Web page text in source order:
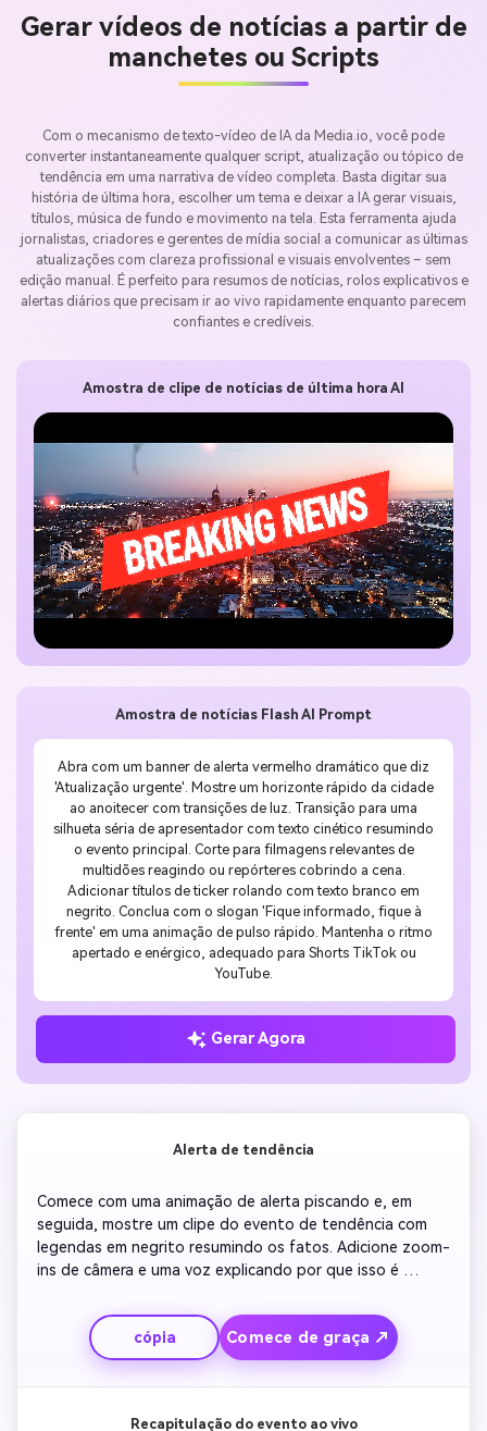
Gerar vídeos de notícias a partir de
manchetes ou Scripts
Com o mecanismo de texto-vídeo de IA da Media.io, você pode
converter instantaneamente qualquer script, atualização ou tópico de
tendência em uma narrativa de vídeo completa. Basta digitar sua
história de última hora, escolher um tema e deixar a IA gerar visuais,
títulos, música de fundo e movimento na tela. Esta ferramenta ajuda
jornalistas, criadores e gerentes de mídia social a comunicar as últimas
atualizações com clareza profissional e visuais envolventes – sem
edição manual. É perfeito para resumos de notícias, rolos explicativos e
alertas diários que precisam ir ao vivo rapidamente enquanto parecem
confiantes e credíveis.
Amostra de notícias Flash AI Prompt
Abra com um banner de alerta vermelho dramático que diz
'Atualização urgente'. Mostre um horizonte rápido da cidade
ao anoitecer com transições de luz. Transição para uma
silhueta séria de apresentador com texto cinético resumindo
o evento principal. Corte para filmagens relevantes de
multidões reagindo ou repórteres cobrindo a cena.
Adicionar títulos de ticker rolando com texto branco em
negrito. Conclua com o slogan 'Fique informado, fique à
frente' em uma animação de pulso rápido. Mantenha o ritmo
apertado e enérgico, adequado para Shorts TikTok ou
YouTube.
Gerar Agora
Amostra de clipe de notícias de última hora AI
Alerta de tendência
Comece com uma animação de alerta piscando e, em
seguida, mostre um clipe do evento de tendência com
legendas em negrito resumindo os fatos. Adicione zoom-
ins de câmera e uma voz explicando por que isso é
com o tom – urgente, mas claro. Termine com uma breve
chamada encorajando os espectadores a ficar ligados
para as atualizações. Mantenha as transições aceleradas
para aumentar a tensão e a relevância.
cópia Comece de graça ↗
Recapitulação do evento ao vivo